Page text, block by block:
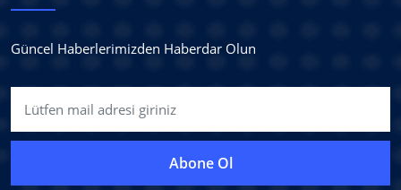
Güncel Haberlerimizden Haberdar Olun
Abone Ol